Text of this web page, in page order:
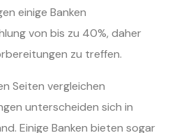
einige Banken
von bis zu 40%, daher
zu treffen.
Seiten vergleichen
unterscheiden sich in
Einige Banken bieten sogar